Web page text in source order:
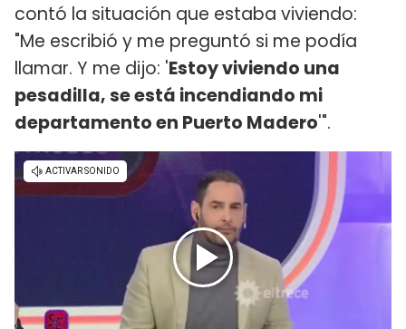
contó la situación que estaba viviendo:
"Me escribió y me preguntó si me podía
llamar. Y me dijo: 'Estoy viviendo una
pesadilla, se está incendiando mi
departamento en Puerto Madero'".